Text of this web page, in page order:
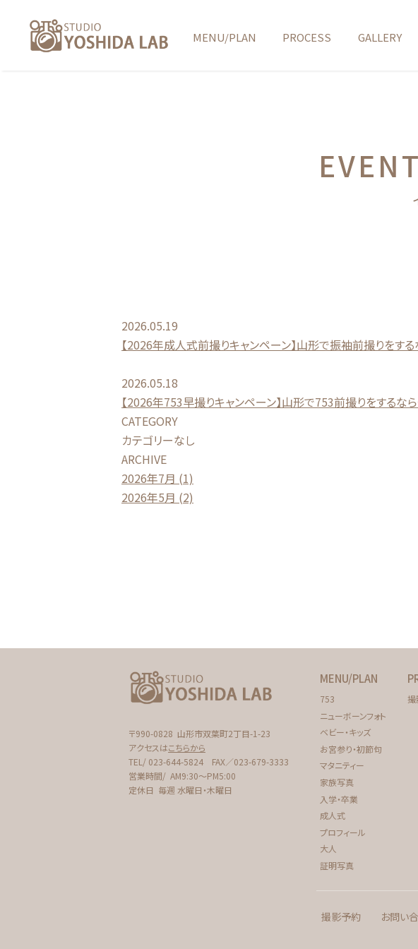
MENU/PLAN PROCESS GALLERY
2026.05.19
【2026年成人式前撮りキャンペーン】山形で振袖前撮りをす
2026.05.18
【2026年753早撮りキャンペーン】山形で753前撮りをするな
CATEGORY
カテゴリーなし
ARCHIVE
2026年7月 (1)
2026年5月 (2)
〒990-0828 山形市双葉町2丁目-1-23
アクセスはこちらから
TEL/ 023-644-5824
FAX／023-679-3333
営業時間/ AM9:30〜PM5:00
定休日 毎週 水曜日・木曜日
MENU/PLAN
753
ニューボーンフォト
ベビー・キッズ
お宮参り・初節句
マタニティー
家族写真
入学・卒業
成人式
プロフィール
大人
証明写真
撮
撮影予約 お問い